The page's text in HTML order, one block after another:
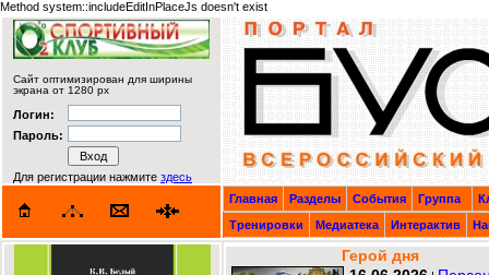
Method system::includeEditInPlaceJs doesn't exist
Сайт оптимизирован для ширины
экрана от 1280 px
Логин:
Пароль:
Для регистрации нажмите здесь
Главная
Разделы События Группа
Тренировки
Медиатека Интерактив
Герой дня